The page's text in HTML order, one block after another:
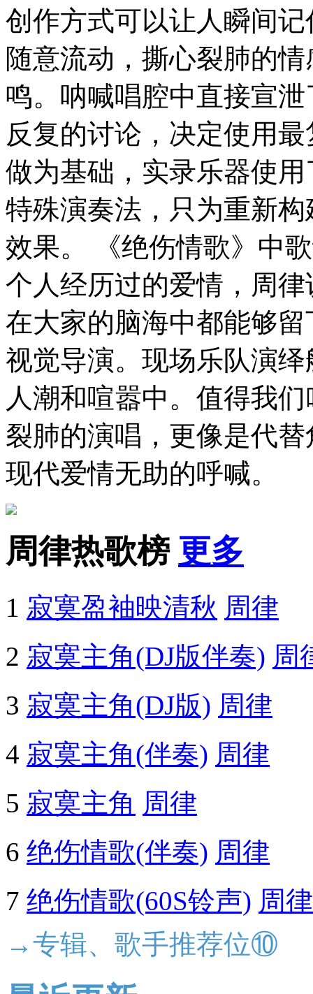
创作方式可以让人瞬间
随意流动，撕心裂肺的
鸣。呐喊唱腔中直接宣
反复的讨论，决定使用
做为基础，实录乐器使
特殊演奏法，只为重新
效果。 《绝伤情歌》中
个人经历过的爱情，周
在大家的脑海中都能够
视觉导演。现场乐队演
人潮和喧嚣中。值得我
裂肺的演唱，更像是代
现代爱情无助的呼喊。
周律热歌榜 更多
1 寂寞盈袖映清秋 周律
2 寂寞主角(DJ版伴奏) 周
3 寂寞主角(DJ版) 周律
4 寂寞主角(伴奏) 周律
5 寂寞主角 周律
6 绝伤情歌(伴奏) 周律
7 绝伤情歌(60S铃声) 周律
→专辑、歌手推荐位⑩